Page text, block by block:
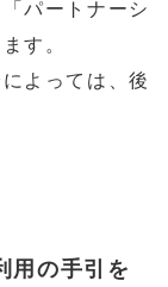
パートナーシ
す。
よっては、後
用の手引を